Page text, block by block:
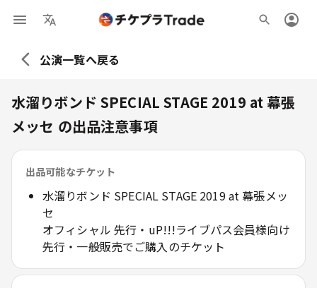
公演一覧へ戻る
水溜りボンド SPECIAL STAGE 2019 at 幕張
メッセ の出品注意事項
出品可能なチケット
水溜りボンド SPECIAL STAGE 2019 at 幕張メッ
セ
オフィシャル 先行・uP!!!ライブパス会員様向け
先行・一般販売でご購入のチケット